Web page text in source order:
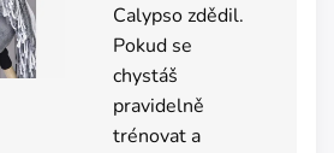
Calypso zdědil.
Pokud se
chystáš
pravidelně
trénovat a